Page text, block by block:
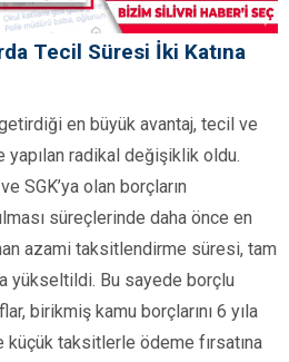
Tecil Süresi İki Katına
en büyük avantaj, tecil ve
radikal değişiklik oldu.
SGK’ya olan borçların
süreçlerinde daha önce en
azami taksitlendirme süresi, tam
yükseltildi. Bu sayede borçlu
birikmiş kamu borçlarını 6 yıla
küçük taksitlerle ödeme fırsatına